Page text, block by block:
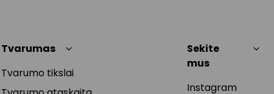
Tvarumas
Tvarumo tikslai
Sekite
mus
Instagram